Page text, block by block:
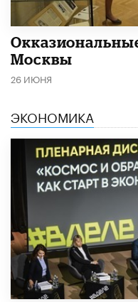
Москвы
26 ИЮНЯ
ЭКОНОМИКА